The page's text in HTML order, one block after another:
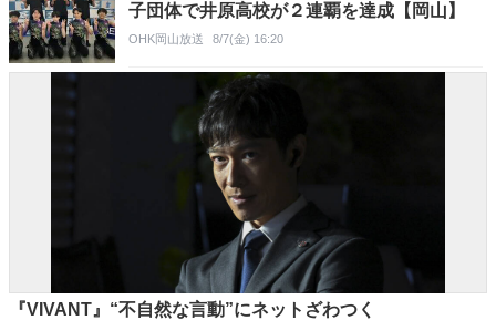
子団体で井原高校が２連覇を達成【岡山】
OHK岡山放送 8/7(金) 16:20
『VIVANT』“不自然な言動”にネットざわつく